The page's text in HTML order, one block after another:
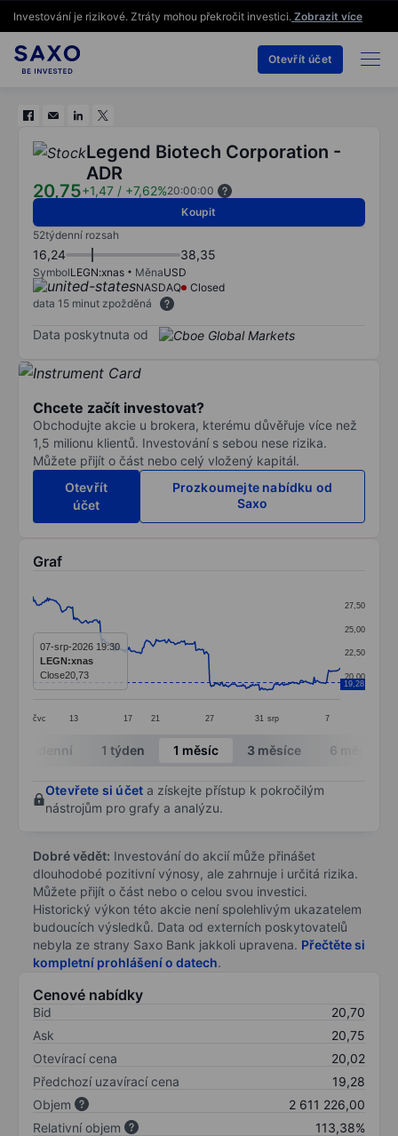
Investování je rizikové. Ztráty mohou překročit investici. Zobrazit více
Otevřít účet
Legend Biotech Corporation -
ADR
20,75+1,47 / +7,62%20:00:00
Koupit
52týdenní rozsah
16,24 38,35
SymbolLEGN:xnas MěnaUSD
NASDAQ
Closed
data 15 minut zpožděná
Data poskytnuta od
Chcete začít investovat?
Obchodujte akcie u brokera, kterému důvěřuje více než
1,5 milionu klientů. Investování s sebou nese rizika.
Můžete přijít o část nebo celý vložený kapitál.
Otevřít
účet
Prozkoumejte nabídku od
Saxo
Graf
Line chart with 295 data points.
The chart has 1 X axis displaying categories.
The chart has 1 Y axis displaying values. Data
čvc 13 17 21 27 31 srp 7
20,00
22,50
25,00
27,50
19,28
07-srp-2026 19:30
LEGN:xnas
Close20,73
End of interactive chart.
Intradenní 1 týden 1 měsíc 3 měsíce 6 měsíců
Otevřete si účet a získejte přístup k pokročilým
nástrojům pro grafy a analýzu.
Dobré vědět: Investování do akcií může přinášet
dlouhodobé pozitivní výnosy, ale zahrnuje i určitá rizika.
Můžete přijít o část nebo o celou svou investici.
Historický výkon této akcie není spolehlivým ukazatelem
budoucích výsledků. Data od externích poskytovatelů
nebyla ze strany Saxo Bank jakkoli upravena. Přečtěte si
kompletní prohlášení o datech.
Cenové nabídky
Bid
20,70
Ask
20,75
Otevírací cena
20,02
Předchozí uzavírací cena
19,28
Objem
2 611 226,00
Relativní objem
113,38%